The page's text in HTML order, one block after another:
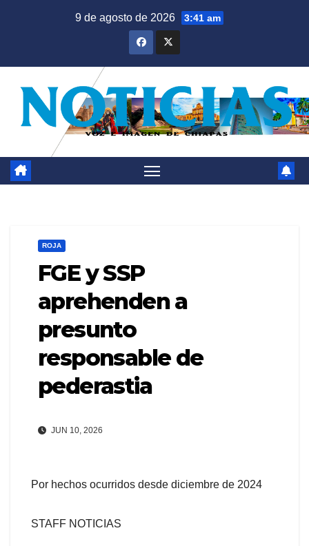
9 de agosto de 2026 3:41 am
ROJA
FGE y SSP
aprehenden a
presunto
responsable de
pederastia
JUN 10, 2026
Por hechos ocurridos desde diciembre de 2024
STAFF NOTICIAS